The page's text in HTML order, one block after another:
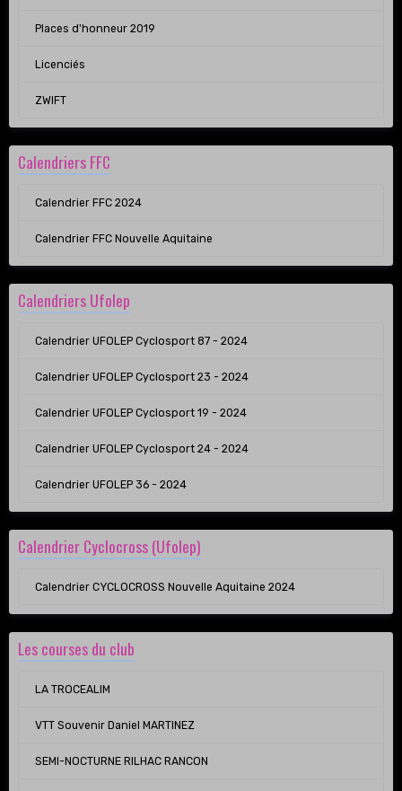
Places d'honneur 2019
Licenciés
ZWIFT
Calendriers FFC
Calendrier FFC 2024
Calendrier FFC Nouvelle Aquitaine
Calendriers Ufolep
Calendrier UFOLEP Cyclosport 87 - 2024
Calendrier UFOLEP Cyclosport 23 - 2024
Calendrier UFOLEP Cyclosport 19 - 2024
Calendrier UFOLEP Cyclosport 24 - 2024
Calendrier UFOLEP 36 - 2024
Calendrier Cyclocross (Ufolep)
Calendrier CYCLOCROSS Nouvelle Aquitaine 2024
Les courses du club
LA TROCEALIM
VTT Souvenir Daniel MARTINEZ
SEMI-NOCTURNE RILHAC RANCON